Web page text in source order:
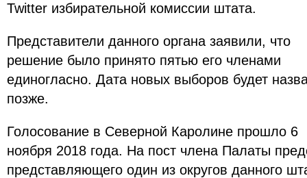
Twitter избирательной комиссии штата.
Представители данного органа заявили, что
решение было принято пятью его членами
единогласно. Дата новых выборов будет
позже.
Голосование в Северной Каролине прошло 6
ноября 2018 года. На пост члена Палаты
представляющего один из округов данного